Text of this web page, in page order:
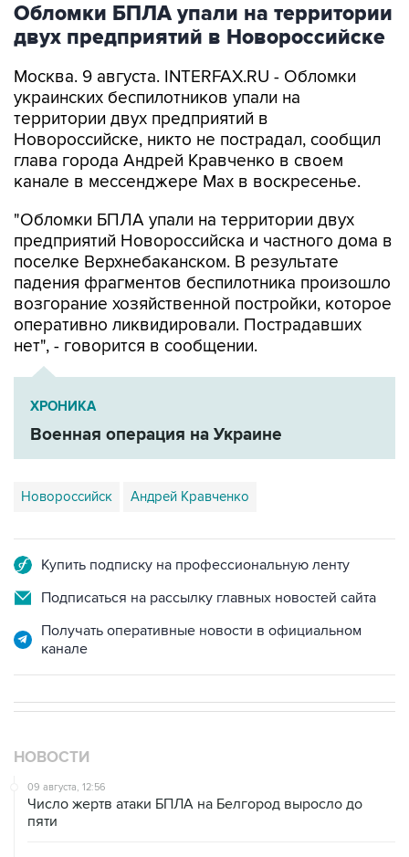
Обломки БПЛА упали на территории
двух предприятий в Новороссийске
Москва. 9 августа. INTERFAX.RU - Обломки
украинских беспилотников упали на
территории двух предприятий в
Новороссийске, никто не пострадал, сообщил
глава города Андрей Кравченко в своем
канале в мессенджере Max в воскресенье.
"Обломки БПЛА упали на территории двух
предприятий Новороссийска и частного дома в
поселке Верхнебаканском. В результате
падения фрагментов беспилотника произошло
возгорание хозяйственной постройки, которое
оперативно ликвидировали. Пострадавших
нет", - говорится в сообщении.
ХРОНИКА
Военная операция на Украине
Новороссийск Андрей Кравченко
Купить подписку на профессиональную ленту
Подписаться на рассылку главных новостей сайта
Получать оперативные новости в официальном
канале
НОВОСТИ
09 августа, 12:56
Число жертв атаки БПЛА на Белгород выросло до
пяти